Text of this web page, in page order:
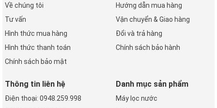
Về chúng tôi
Tư vấn
Hình thức mua hàng
Hình thức thanh toán
Chính sách bảo mật
Hướng dẫn mua hàng
Vận chuyển & Giao hàng
Đổi và trả hàng
Chính sách bảo hành
Thông tin liên hệ
Điện thoại: 0948.259.998
Danh mục sản phẩm
Máy lọc nước